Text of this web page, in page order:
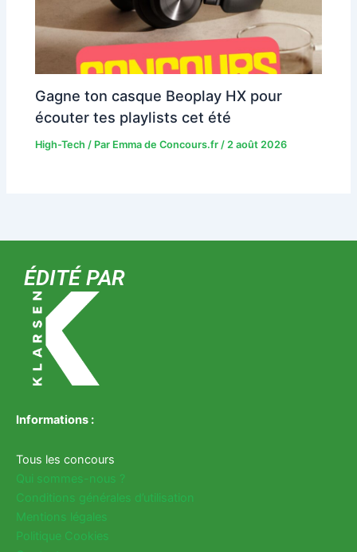
Gagne ton casque Beoplay HX pour
écouter tes playlists cet été
High-Tech / Par Emma de Concours.fr/2 août 2026
ÉDITÉ PAR
Informations :
Tous les concours
Qui sommes-nous ?
Conditions générales d’utilisation
Mentions légales
Politique Cookies